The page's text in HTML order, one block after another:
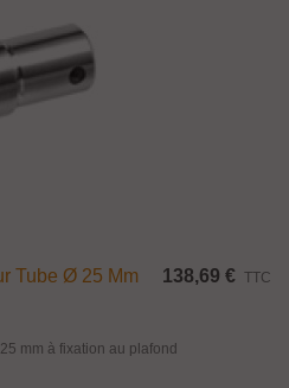
Tube Ø 25 Mm
138,69 € TTC
mm à fixation au plafond